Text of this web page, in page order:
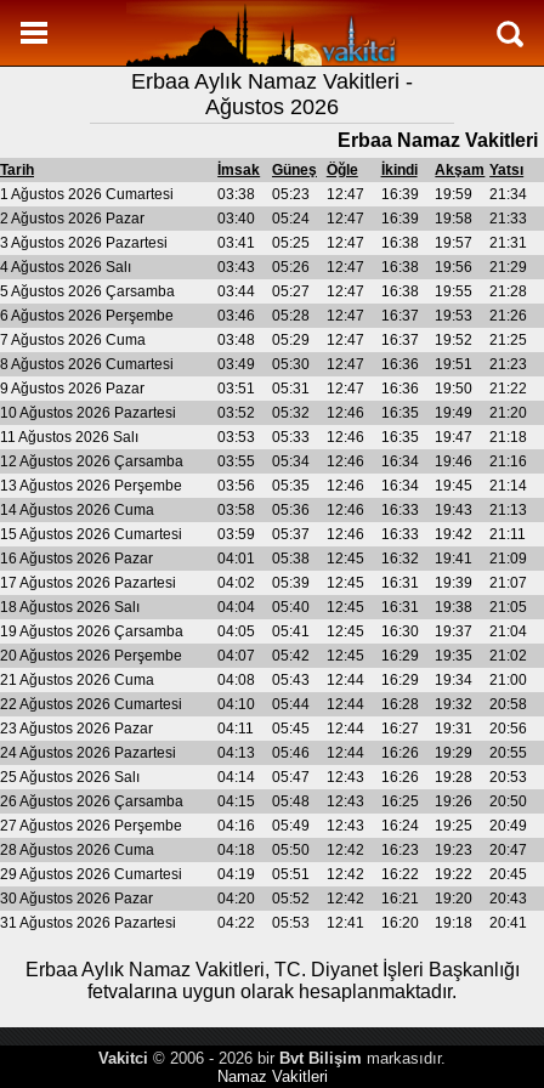
Namaz Vakitleri
Erbaa Aylık Namaz Vakitleri
Erbaa Ramazan imsakiyesi
Namaz Nasıl Kılınır?
Bilgi
İletişim
Erbaa Aylık Namaz Vakitleri -
Ağustos 2026
Erbaa Namaz Vakitleri
Tarih İmsak Güneş Öğle İkindi Akşam Yatsı
1 Ağustos 2026 Cumartesi
03:38 05:23 12:47 16:39 19:59
21:34
2 Ağustos 2026 Pazar
03:40 05:24 12:47 16:39 19:58
21:33
3 Ağustos 2026 Pazartesi
03:41 05:25 12:47 16:38 19:57
21:31
4 Ağustos 2026 Salı
03:43 05:26 12:47 16:38 19:56
21:29
5 Ağustos 2026 Çarsamba
03:44 05:27 12:47 16:38 19:55
21:28
6 Ağustos 2026 Perşembe
03:46 05:28 12:47 16:37 19:53
21:26
7 Ağustos 2026 Cuma
03:48 05:29 12:47 16:37 19:52
21:25
8 Ağustos 2026 Cumartesi
03:49 05:30 12:47 16:36 19:51
21:23
9 Ağustos 2026 Pazar
03:51 05:31 12:47 16:36 19:50
21:22
10 Ağustos 2026 Pazartesi
03:52 05:32 12:46 16:35 19:49
21:20
11 Ağustos 2026 Salı
03:53 05:33 12:46 16:35 19:47
21:18
12 Ağustos 2026 Çarsamba
03:55 05:34 12:46 16:34 19:46
21:16
13 Ağustos 2026 Perşembe
03:56 05:35 12:46 16:34 19:45
21:14
14 Ağustos 2026 Cuma
03:58 05:36 12:46 16:33 19:43
21:13
15 Ağustos 2026 Cumartesi
03:59 05:37 12:46 16:33 19:42
21:11
16 Ağustos 2026 Pazar
04:01 05:38 12:45 16:32 19:41
21:09
17 Ağustos 2026 Pazartesi
04:02 05:39 12:45 16:31 19:39
21:07
18 Ağustos 2026 Salı
04:04 05:40 12:45 16:31 19:38
21:05
19 Ağustos 2026 Çarsamba
04:05 05:41 12:45 16:30 19:37
21:04
20 Ağustos 2026 Perşembe
04:07 05:42 12:45 16:29 19:35
21:02
21 Ağustos 2026 Cuma
04:08 05:43 12:44 16:29 19:34
21:00
22 Ağustos 2026 Cumartesi
04:10 05:44 12:44 16:28 19:32
20:58
23 Ağustos 2026 Pazar
04:11 05:45 12:44 16:27 19:31
20:56
24 Ağustos 2026 Pazartesi
04:13 05:46 12:44 16:26 19:29
20:55
25 Ağustos 2026 Salı
04:14 05:47 12:43 16:26 19:28
20:53
26 Ağustos 2026 Çarsamba
04:15 05:48 12:43 16:25 19:26
20:50
27 Ağustos 2026 Perşembe
04:16 05:49 12:43 16:24 19:25
20:49
28 Ağustos 2026 Cuma
04:18 05:50 12:42 16:23 19:23
20:47
29 Ağustos 2026 Cumartesi
04:19 05:51 12:42 16:22 19:22
20:45
30 Ağustos 2026 Pazar
04:20 05:52 12:42 16:21 19:20
20:43
31 Ağustos 2026 Pazartesi
04:22 05:53 12:41 16:20 19:18 20:41
Erbaa Aylık Namaz Vakitleri, TC. Diyanet İşleri Başkanlığı
fetvalarına uygun olarak hesaplanmaktadır.
Vakitci © 2006 - 2026 bir Bvt Bilişim markasıdır.
Namaz Vakitleri